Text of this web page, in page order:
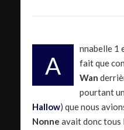
A
nnabelle 1
fait que
Wan
pourtant
Hallow) que nous
Nonne avait donc tous